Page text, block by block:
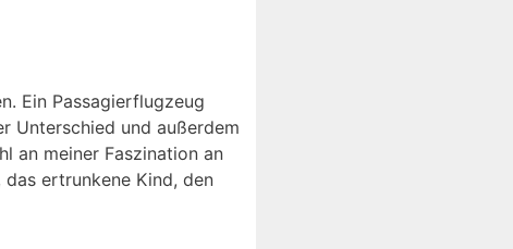
Ein Passagierflugzeug
Unterschied und außerdem
an meiner Faszination an
ertrunkene Kind, den